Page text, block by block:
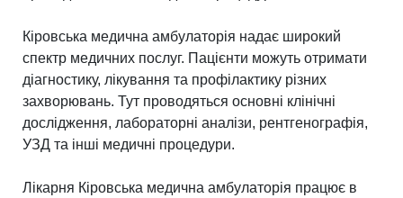
Кіровська медична амбулаторія надає широкий
спектр медичних послуг. Пацієнти можуть отримати
діагностику, лікування та профілактику різних
захворювань. Тут проводяться основні клінічні
дослідження, лабораторні аналізи, рентгенографія,
УЗД та інші медичні процедури.
Лікарня Кіровська медична амбулаторія працює в